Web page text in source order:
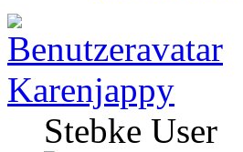
Karenjappy
Stebke User